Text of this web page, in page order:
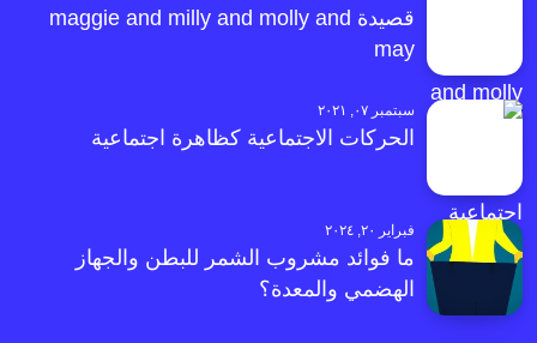
قصيدة maggie and milly and molly and
may
سبتمبر ٠٧, ٢٠٢١
الحركات الاجتماعية كظاهرة اجتماعية
فبراير ٢٠, ٢٠٢٤
ما فوائد مشروب الشمر للبطن والجهاز
الهضمي والمعدة؟